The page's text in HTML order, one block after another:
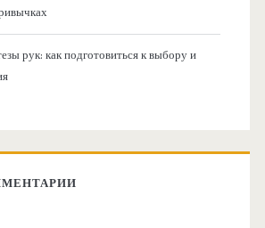
рук: как подготовиться к выбору и